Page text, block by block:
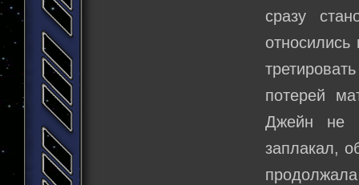
сразу
потерей
Джейн не
заплакал,